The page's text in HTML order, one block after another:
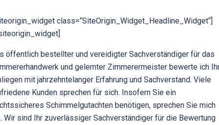
class=“SiteOrigin_Widget_Headline_Widget“]
öffentlich bestellter und vereidigter Sachverständiger für das
und gelernter Zimmerermeister bewerte ich
mit jahrzehntelanger Erfahrung und Sachverstand. Viele
Kunden sprechen für sich. Insofern Sie ein
Schimmelgutachten benötigen, sprechen Sie mich
Wir sind Ihr zuverlässiger Sachverständiger für die Bewertung